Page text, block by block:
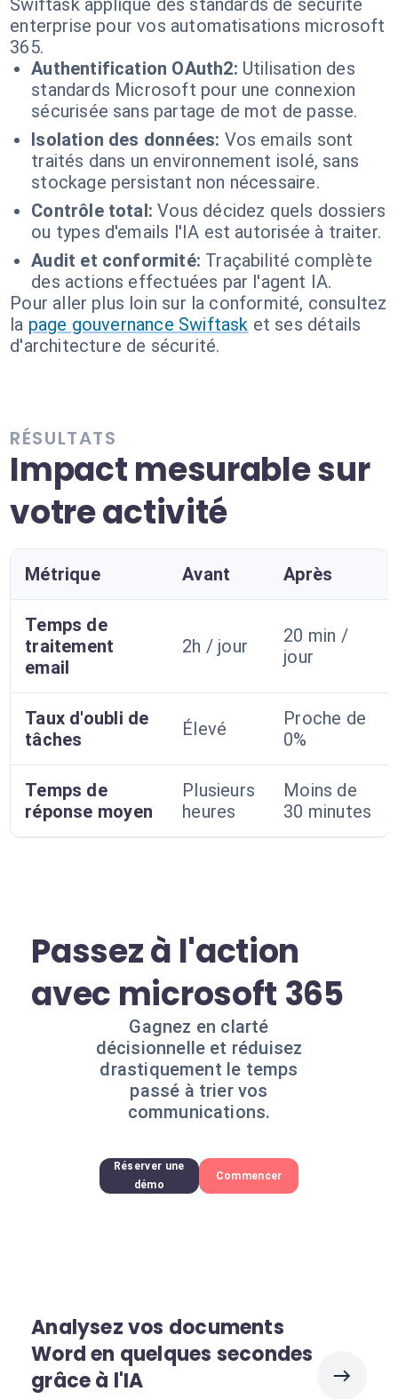
Swiftask applique des standards de sécurité
enterprise pour vos automatisations microsoft
365.
Authentification OAuth2: Utilisation des
standards Microsoft pour une connexion
sécurisée sans partage de mot de passe.
Isolation des données: Vos emails sont
traités dans un environnement isolé, sans
stockage persistant non nécessaire.
Contrôle total: Vous décidez quels dossiers
ou types d'emails l'IA est autorisée à traiter.
Audit et conformité: Traçabilité complète
des actions effectuées par l'agent IA.
Pour aller plus loin sur la conformité, consultez
la page gouvernance Swiftask et ses détails
d'architecture de sécurité.
RÉSULTATS
Impact mesurable sur
votre activité
Métrique Avant Après
Temps de
traitement
email
2h / jour
20 min /
jour
Taux d'oubli de
tâches
Élevé
Proche de
0%
Temps de
réponse moyen
Plusieurs
heures
Moins de
30 minutes
Passez à l'action
avec microsoft 365
Gagnez en clarté
décisionnelle et réduisez
drastiquement le temps
passé à trier vos
communications.
Réserver une
démo
Commencer
Analysez vos documents
Word en quelques secondes
grâce à l'IA